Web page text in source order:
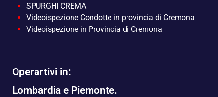
SPURGHI CREMA
Videoispezione Condotte in provincia di Cremona
Videoispezione in Provincia di Cremona
Operartivi in:
Lombardia e Piemonte.